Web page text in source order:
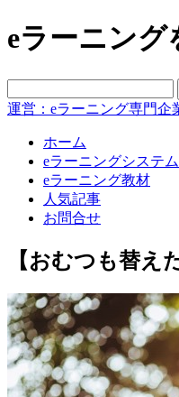
eラーニング
運営：eラーニング専門
ホーム
eラーニングシステム
eラーニング教材
人気記事
お問合せ
【おむつも替